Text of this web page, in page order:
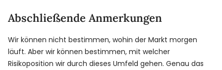
Abschließende Anmerkungen
Wir können nicht bestimmen, wohin der Markt morgen
läuft. Aber wir können bestimmen, mit welcher
Risikoposition wir durch dieses Umfeld gehen. Genau das